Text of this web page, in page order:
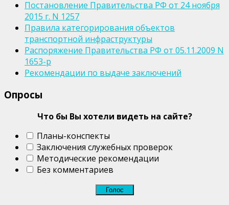
Постановление Правительства РФ от 24 ноября
2015 г. N 1257
Правила категорирования объектов
транспортной инфраструктуры
Распоряжение Правительства РФ от 05.11.2009 N
1653-р
Рекомендации по выдаче заключений
Опросы
Что бы Вы хотели видеть на сайте?
Планы-конспекты
Заключения служебных проверок
Методические рекомендации
Без комментариев